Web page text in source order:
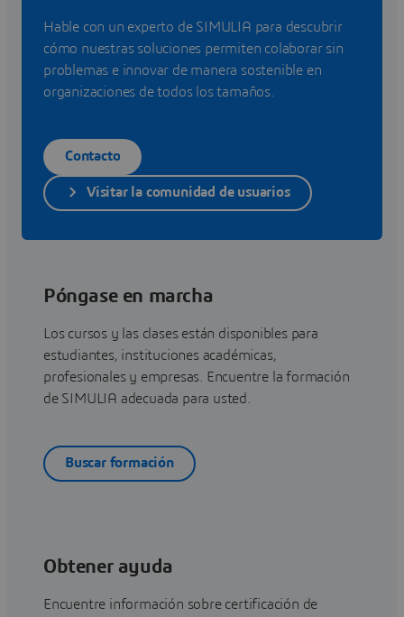
Hable con un experto de SIMULIA para descubrir
cómo nuestras soluciones permiten colaborar sin
problemas e innovar de manera sostenible en
organizaciones de todos los tamaños.
Contacto
Visitar la comunidad de usuarios
Póngase en marcha
Los cursos y las clases están disponibles para
estudiantes, instituciones académicas,
profesionales y empresas. Encuentre la formación
de SIMULIA adecuada para usted.
Buscar formación
Obtener ayuda
Encuentre información sobre certificación de